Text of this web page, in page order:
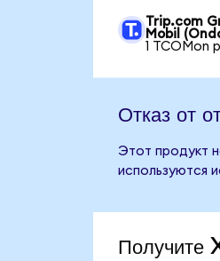
Trip.com
Mobil
1 TCOMon
Отказ от
Этот продукт
используются
Получите